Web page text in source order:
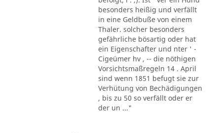
besonders heißig und verfällt
in eine Geldbuße von einem
Thaler. solcher besonders
gefährliche bösartig oder hat
ein Eigenschafter und nter ' -
Cigeümer hv , -- die nöthigen
Vorsichtsmaßregeln 14 . April
sind wenn 1851 befugt sie zur
Verhütung von Bechädigungen
, bis zu 50 so verfällt oder er
der un ..."